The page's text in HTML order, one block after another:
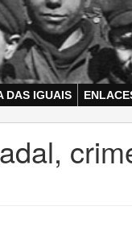
DAS IGUAIS